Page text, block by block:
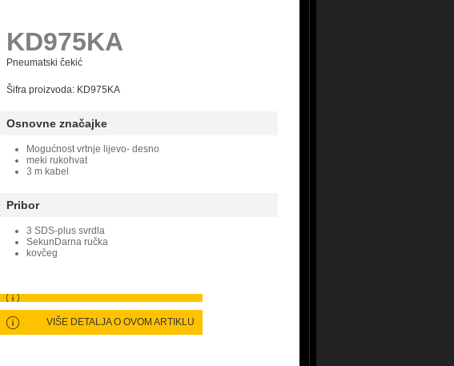
KD975KA
Pneumatski čekić
Šifra proizvoda: KD975KA
Osnovne značajke
Mogućnost vrtnje lijevo- desno
meki rukohvat
3 m kabel
Pribor
3 SDS-plus svrdla
SekunDarna ručka
kovčeg
VIŠE DETALJA O OVOM ARTIKLU